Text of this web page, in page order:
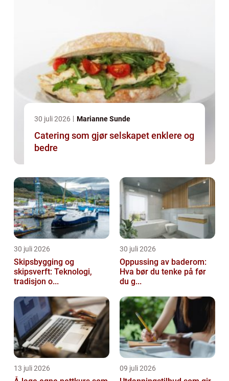
30 juli 2026 Marianne Sunde
Catering som gjør selskapet enklere og
bedre
30 juli 2026
Skipsbygging og
skipsverft: Teknologi,
tradisjon o...
30 juli 2026
Oppussing av baderom:
Hva bør du tenke på før
du g...
13 juli 2026 09 juli 2026